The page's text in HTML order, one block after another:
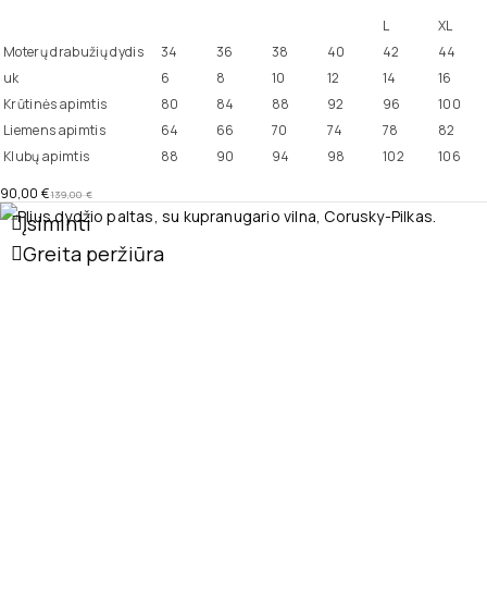
L
XL
Moterų drabužių dydis
34 36 38 40 42
44
uk
6 8 10 12 14
16
Krūtinės apimtis
80 84 88 92 96
100
Liemens apimtis
64 66 70 74 78
82
Klubų apimtis
88 90 94 98 102 106
139,00€
90,00 €
Įsiminti
Greita peržiūra